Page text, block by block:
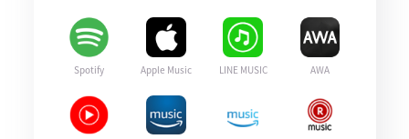
Spotify Apple Music LINE MUSIC AWA